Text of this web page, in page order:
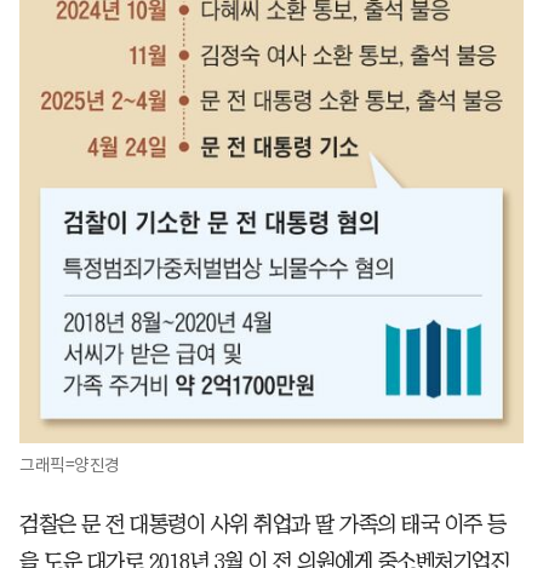
그래픽=양진경
검찰은 문 전 대통령이 사위 취업과 딸 가족의 태국 이주 등
을 도운 대가로 2018년 3월 이 전 의원에게 중소벤처기업진